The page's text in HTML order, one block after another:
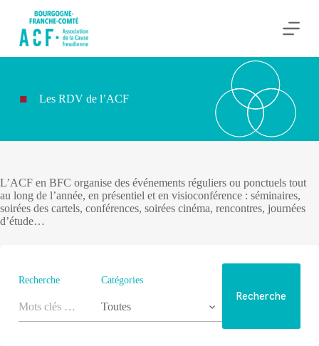
n
n
u
Les RDV de l’ACF
L’ACF en BFC organise des événements réguliers ou ponctuels tout
au long de l’année, en présentiel et en visioconférence : séminaires,
soirées des cartels, conférences, soirées cinéma, rencontres, journées
d’étude…
Recherche Catégories